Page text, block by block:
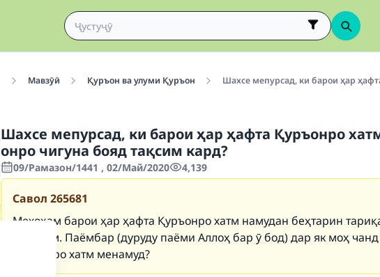
Мавзӯӣ Қуръон ва улуми Қуръон Шахсе мепурсад, ки барои ҳар
Шахсе мепурсад, ки барои ҳар ҳафта Қуръонро
онро чигуна бояд тақсим кард?
09/Рамазон/1441 , 02/Май/2020 4,139
Савол 265681
Мехоҳам барои ҳар ҳафта Қуръонро хатм намудан беҳтарин
бикунам. Паёмбар (дуруду паёми Аллоҳ бар ӯ бод) дар як моҳ
Қуръонро хатм менамуд?